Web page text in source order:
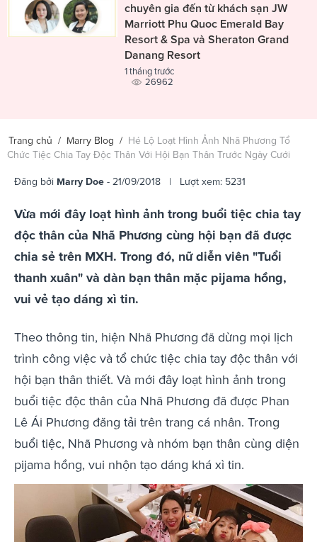
chuyên gia đến từ khách sạn JW
Marriott Phu Quoc Emerald Bay
Resort & Spa và Sheraton Grand
Danang Resort
1 tháng trước
26962
Trang chủ / Marry Blog / Hé Lộ Loạt Hình Ảnh Nhã Phương Tổ
Chức Tiệc Chia Tay Độc Thân Với Hội Bạn Thân Trước Ngày Cưới
Đăng bởi Marry Doe - 21/09/2018 | Lượt xem: 5231
Vừa mới đây loạt hình ảnh trong buổi tiệc chia tay
độc thân của Nhã Phương cùng hội bạn đã được
chia sẻ trên MXH. Trong đó, nữ diễn viên "Tuổi
thanh xuân" và dàn bạn thân mặc pijama hồng,
vui vẻ tạo dáng xì tin.
Theo thông tin, hiện Nhã Phương đã dừng mọi lịch
trình công việc và tổ chức tiệc chia tay độc thân với
hội bạn thân thiết. Và mới đây loạt hình ảnh trong
buổi tiệc độc thân của Nhã Phương đã được Phan
Lê Ái Phương đăng tải trên trang cá nhân. Trong
buổi tiệc, Nhã Phương và nhóm bạn thân cùng diện
pijama hồng, vui nhộn tạo dáng khá xì tin.